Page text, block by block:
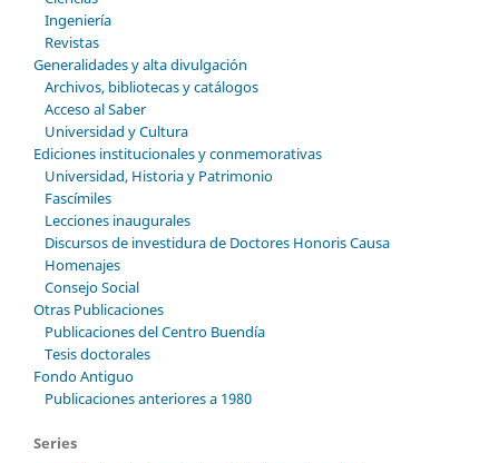
Ingeniería
Revistas
Generalidades y alta divulgación
Archivos, bibliotecas y catálogos
Acceso al Saber
Universidad y Cultura
Ediciones institucionales y conmemorativas
Universidad, Historia y Patrimonio
Fascímiles
Lecciones inaugurales
Discursos de investidura de Doctores Honoris Causa
Homenajes
Consejo Social
Otras Publicaciones
Publicaciones del Centro Buendía
Tesis doctorales
Fondo Antiguo
Publicaciones anteriores a 1980
Series